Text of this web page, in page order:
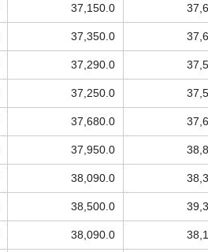
37,150.0
37,350.0
37,290.0
37,250.0
37,680.0
37,950.0
38,090.0
38,500.0
38,090.0